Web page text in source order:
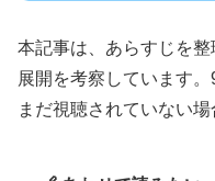
本記事は、あらすじを
展開を考察しています
まだ視聴されていない場